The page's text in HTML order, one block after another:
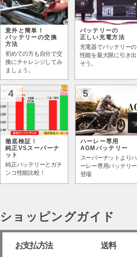
意外と簡単！
バッテリーの交換
方法
初めての方も自分で交
換にチャレンジしてみ
ましょう。
バッテリーの
正しい充電方法
充電器でバッテリーの
性能を最大限に引き出
そう。
4
徹底検証！
純正VSスーパーナ
ット
純正バッテリーとガチ
ンコ性能比較！
5
ハーレー専用
AGMバッテリー
スーパーナットよりハ
ーレー専用バッテリー
登場
ショッピングガイド
お支払方法 送料